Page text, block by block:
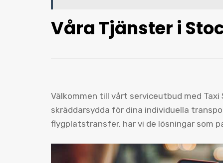
Våra Tjänster i
Välkommen till vårt serviceutbud med
skräddarsydda för dina individuella
flygplatstransfer, har vi de lösningar som